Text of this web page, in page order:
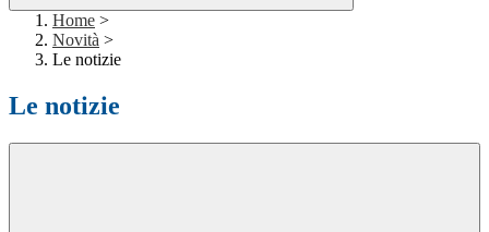
Home >
Novità >
Le notizie
Le notizie